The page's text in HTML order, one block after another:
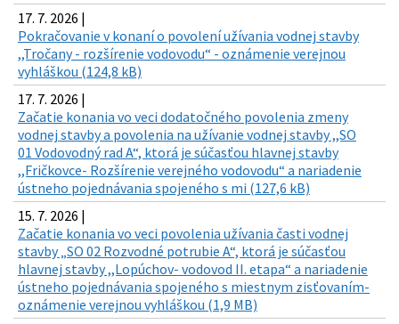
17. 7. 2026 |
Pokračovanie v konaní o povolení užívania vodnej stavby
,,Tročany - rozšírenie vodovodu“ - oznámenie verejnou
vyhláškou (124,8 kB)
17. 7. 2026 |
Začatie konania vo veci dodatočného povolenia zmeny
vodnej stavby a povolenia na užívanie vodnej stavby ,,SO
01 Vodovodný rad A“, ktorá je súčasťou hlavnej stavby
,,Fričkovce- Rozšírenie verejného vodovodu“ a nariadenie
ústneho pojednávania spojeného s mi (127,6 kB)
15. 7. 2026 |
Začatie konania vo veci povolenia užívania časti vodnej
stavby „SO 02 Rozvodné potrubie A“, ktorá je súčasťou
hlavnej stavby ,,Lopúchov- vodovod II. etapa“ a nariadenie
ústneho pojednávania spojeného s miestnym zisťovaním-
oznámenie verejnou vyhláškou (1,9 MB)